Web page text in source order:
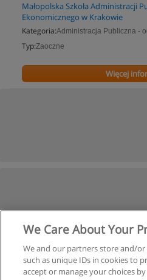
Małopolska Szkoła Administracji
Ekonomicznego w Krakowie
Kategoria:Administracja Publiczna -
Typ:Zaoczne
Więcej
We Care About Your
We and our partners store and/
such as unique IDs in cookies to
accept or manage your choices